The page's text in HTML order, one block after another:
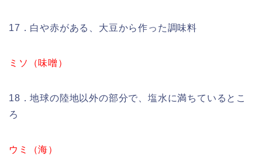
17．白や赤がある、大豆から作った調味料
ミソ（味噌）
18．地球の陸地以外の部分で、塩水に満ちているとこ
ろ
ウミ（海）